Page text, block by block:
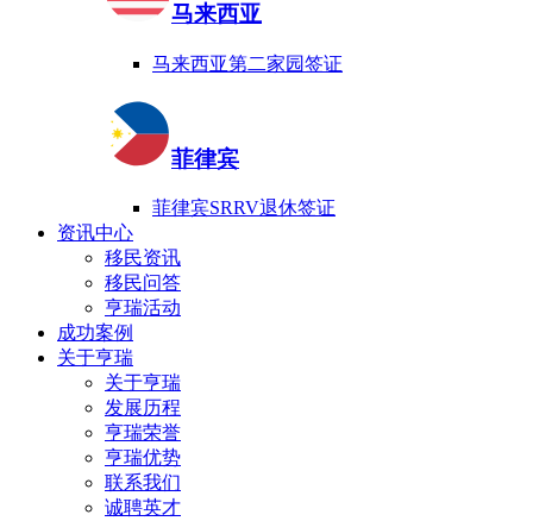
马来西亚
马来西亚第二家园签证
菲律宾
菲律宾SRRV退休签证
资讯中心
移民资讯
移民问答
亨瑞活动
成功案例
关于亨瑞
关于亨瑞
发展历程
亨瑞荣誉
亨瑞优势
联系我们
诚聘英才